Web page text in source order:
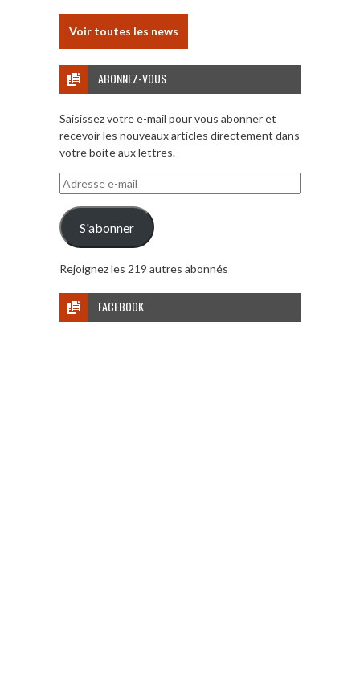
Voir toutes les news
ABONNEZ-VOUS
Saisissez votre e-mail pour vous abonner et
recevoir les nouveaux articles directement dans
votre boite aux lettres.
Adresse
e-
mail
S'abonner
Rejoignez les 219 autres abonnés
FACEBOOK